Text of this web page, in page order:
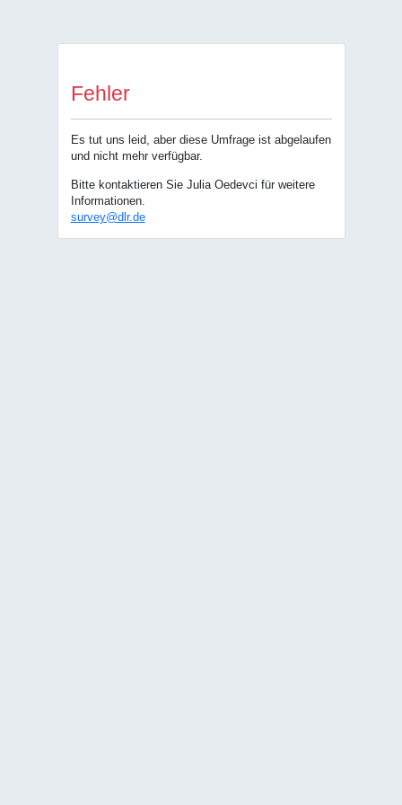
Fehler
Es tut uns leid, aber diese Umfrage ist abgelaufen
und nicht mehr verfügbar.
Bitte kontaktieren Sie Julia Oedevci für weitere
Informationen.
survey@dlr.de